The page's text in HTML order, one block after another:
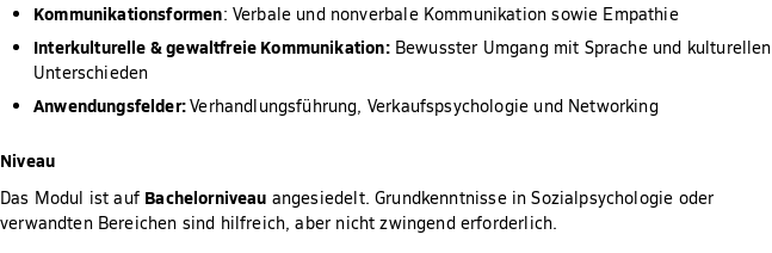
Kommunikationsformen: Verbale und nonverbale Kommunikation sowie Empathie
Interkulturelle & gewaltfreie Kommunikation:Bewusster Umgang mit Sprache und kulturellen
Unterschieden
Anwendungsfelder:Verhandlungsführung, Verkaufspsychologie und Networking
Niveau
Das Modul ist auf Bachelorniveau angesiedelt. Grundkenntnisse in Sozialpsychologie oder
verwandten Bereichen sind hilfreich, aber nicht zwingend erforderlich.